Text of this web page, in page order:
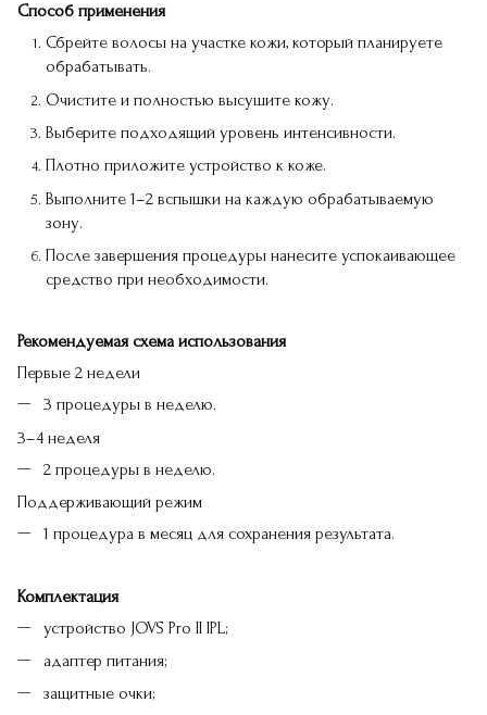
Способ применения
Сбрейте волосы на участке кожи, который планируете
обрабатывать.
Очистите и полностью высушите кожу.
Выберите подходящий уровень интенсивности.
Плотно приложите устройство к коже.
Выполните 1–2 вспышки на каждую обрабатываемую
зону.
После завершения процедуры нанесите успокаивающее
средство при необходимости.
Рекомендуемая схема использования
Первые 2 недели
3 процедуры в неделю.
3–4 неделя
2 процедуры в неделю.
Поддерживающий режим
1 процедура в месяц для сохранения результата.
Комплектация
устройство JOVS Pro II IPL;
адаптер питания;
защитные очки;